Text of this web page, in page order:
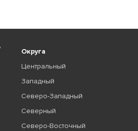
Округа
Центральный
Западный
Северо-Западный
Северный
Северо-Восточный